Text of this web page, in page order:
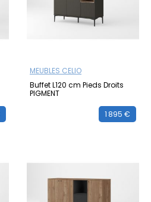
MEUBLES CELIO
Buffet L120 cm Pieds Droits
PIGMENT
1 895 €